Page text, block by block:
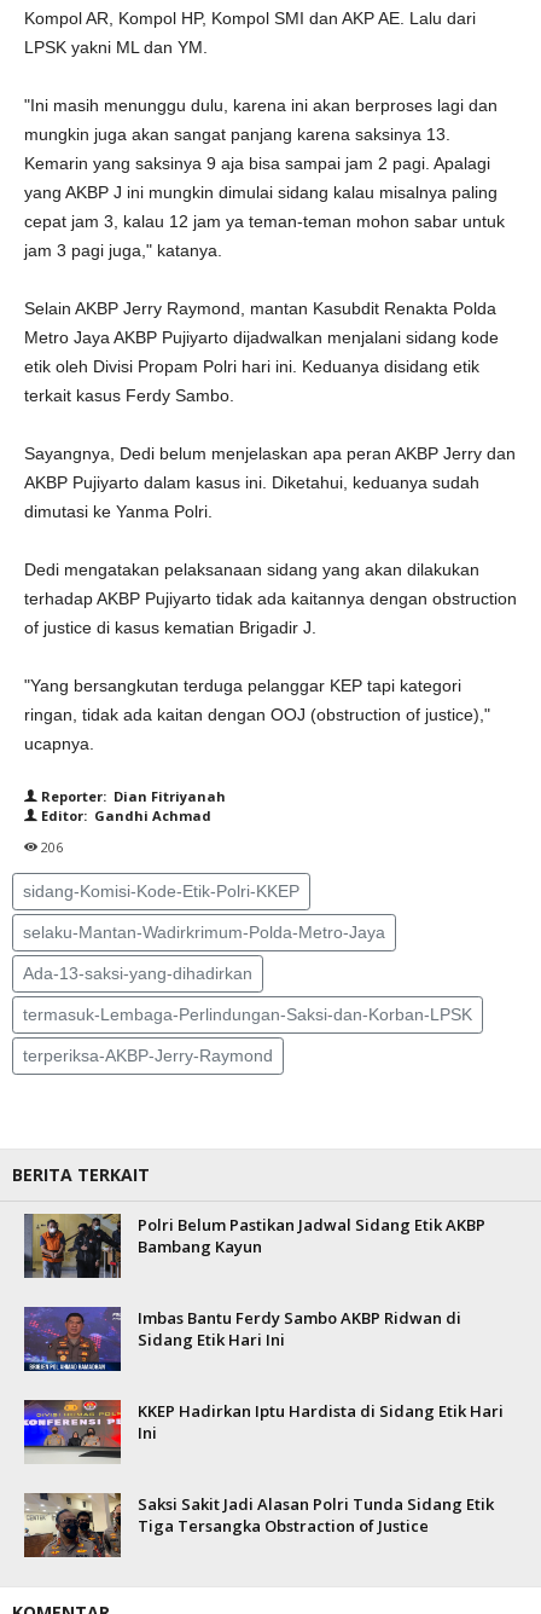
Kompol AR, Kompol HP, Kompol SMI dan AKP AE. Lalu dari
LPSK yakni ML dan YM.
"Ini masih menunggu dulu, karena ini akan berproses lagi dan
mungkin juga akan sangat panjang karena saksinya 13.
Kemarin yang saksinya 9 aja bisa sampai jam 2 pagi. Apalagi
yang AKBP J ini mungkin dimulai sidang kalau misalnya paling
cepat jam 3, kalau 12 jam ya teman-teman mohon sabar untuk
jam 3 pagi juga," katanya.
Selain AKBP Jerry Raymond, mantan Kasubdit Renakta Polda
Metro Jaya AKBP Pujiyarto dijadwalkan menjalani sidang kode
etik oleh Divisi Propam Polri hari ini. Keduanya disidang etik
terkait kasus Ferdy Sambo.
Sayangnya, Dedi belum menjelaskan apa peran AKBP Jerry dan
AKBP Pujiyarto dalam kasus ini. Diketahui, keduanya sudah
dimutasi ke Yanma Polri.
Dedi mengatakan pelaksanaan sidang yang akan dilakukan
terhadap AKBP Pujiyarto tidak ada kaitannya dengan obstruction
of justice di kasus kematian Brigadir J.
"Yang bersangkutan terduga pelanggar KEP tapi kategori
ringan, tidak ada kaitan dengan OOJ (obstruction of justice),"
ucapnya.
Reporter: Dian Fitriyanah
Editor: Gandhi Achmad
206
sidang-Komisi-Kode-Etik-Polri-KKEP
selaku-Mantan-Wadirkrimum-Polda-Metro-Jaya
Ada-13-saksi-yang-dihadirkan
termasuk-Lembaga-Perlindungan-Saksi-dan-Korban-LPSK
terperiksa-AKBP-Jerry-Raymond
BERITA TERKAIT
Polri Belum Pastikan Jadwal Sidang Etik AKBP
Bambang Kayun
Imbas Bantu Ferdy Sambo AKBP Ridwan di
Sidang Etik Hari Ini
KKEP Hadirkan Iptu Hardista di Sidang Etik Hari
Ini
Saksi Sakit Jadi Alasan Polri Tunda Sidang Etik
Tiga Tersangka Obstraction of Justice